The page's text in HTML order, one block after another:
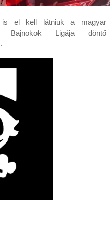
is el kell látniuk a magyar
Bajnokok Ligája döntő